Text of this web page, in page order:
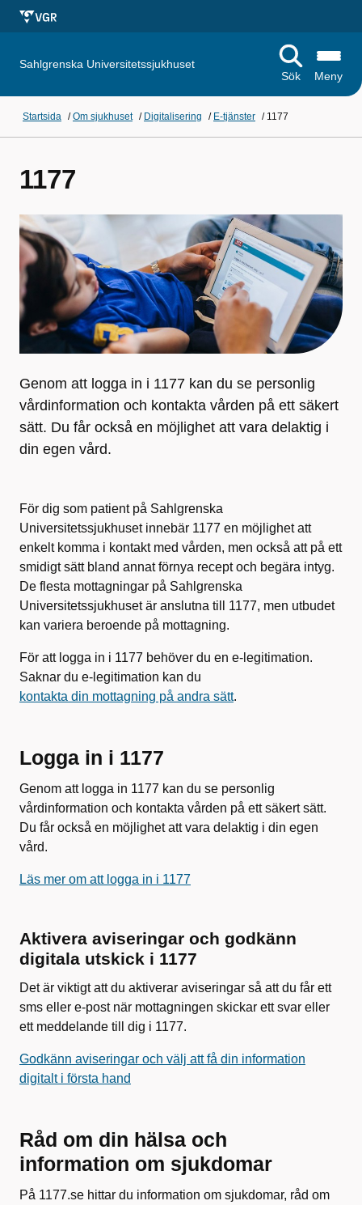
Sahlgrenska Universitetssjukhuset
Sök
Meny
Startsida /Om sjukhuset / Digitalisering / E-tjänster / 1177
1177
Genom att logga in i 1177 kan du se personlig
vårdinformation och kontakta vården på ett säkert
sätt. Du får också en möjlighet att vara delaktig i
din egen vård.
För dig som patient på Sahlgrenska
Universitetssjukhuset innebär 1177 en möjlighet att
enkelt komma i kontakt med vården, men också att på ett
smidigt sätt bland annat förnya recept och begära intyg.
De flesta mottagningar på Sahlgrenska
Universitetssjukhuset är anslutna till 1177, men utbudet
kan variera beroende på mottagning.
För att logga in i 1177 behöver du en e-legitimation.
Saknar du e-legitimation kan du
kontakta din mottagning på andra sätt.
Logga in i 1177
Genom att logga in 1177 kan du se personlig
vårdinformation och kontakta vården på ett säkert sätt.
Du får också en möjlighet att vara delaktig i din egen
vård.
Läs mer om att logga in i 1177
Aktivera aviseringar och godkänn
digitala utskick i 1177
Det är viktigt att du aktiverar aviseringar så att du får ett
sms eller e-post när mottagningen skickar ett svar eller
ett meddelande till dig i 1177.
Godkänn aviseringar och välj att få din information
digitalt i första hand
Råd om din hälsa och
information om sjukdomar
På 1177.se hittar du information om sjukdomar, råd om